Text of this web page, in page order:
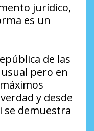
jurídico,
es un
de las
pero en
y desde
se demuestra